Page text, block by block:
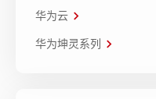
华为云
华为坤灵系列